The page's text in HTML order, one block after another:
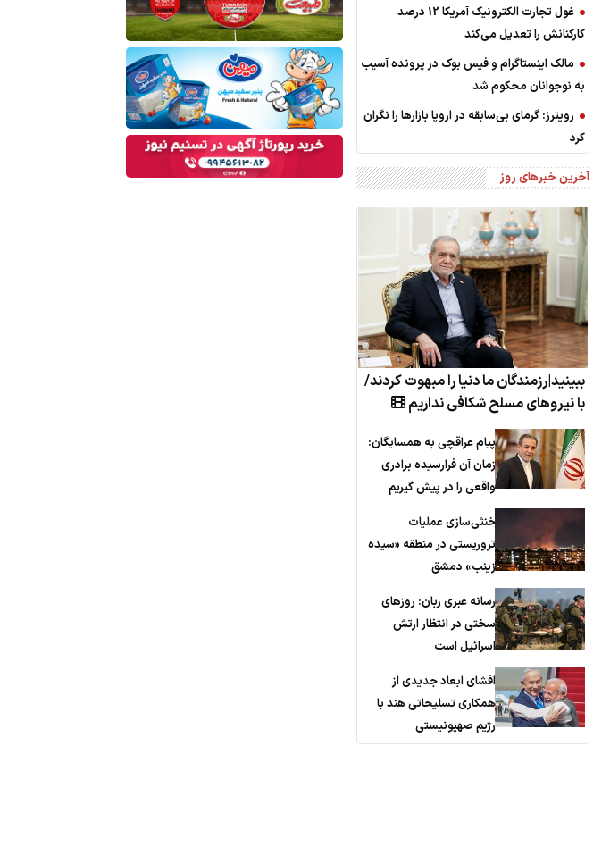
غول تجارت الکترونیک آمریکا 12 درصد
کارکنانش را تعدیل می‌کند
مالک اینستاگرام و فیس بوک در پرونده آسیب
به نوجوانان محکوم شد
رویترز: گرمای بی‌سابقه در اروپا بازارها را نگران
کرد
آخرین خبرهای روز
ببینید|رزمندگان ما دنیا را مبهوت کردند/
با نیروهای مسلح شکافی نداریم
پیام عراقچی به همسایگان:
زمان آن فرارسیده برادری
واقعی را در پیش گیریم
خنثی‌سازی عملیات
تروریستی در منطقه «سیده
زینب» دمشق
رسانه عبری زبان: روزهای
سختی در انتظار ارتش
اسرائیل است
افشای ابعاد جدیدی از
همکاری تسلیحاتی هند با
رژیم صهیونیستی